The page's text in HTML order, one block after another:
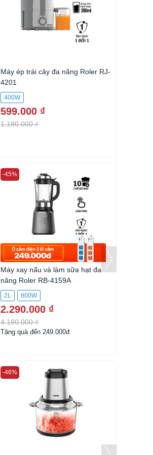
Máy ép trái cây đa năng Roler RJ-
4201
400W
599.000 ₫
1.190.000 ₫
Máy xay nấu và làm sữa hạt đa
năng Roler RB-4159A
2L 800W
2.290.000 ₫
4.190.000 ₫
-45%
Tặng quà đến 249.000đ
-46%